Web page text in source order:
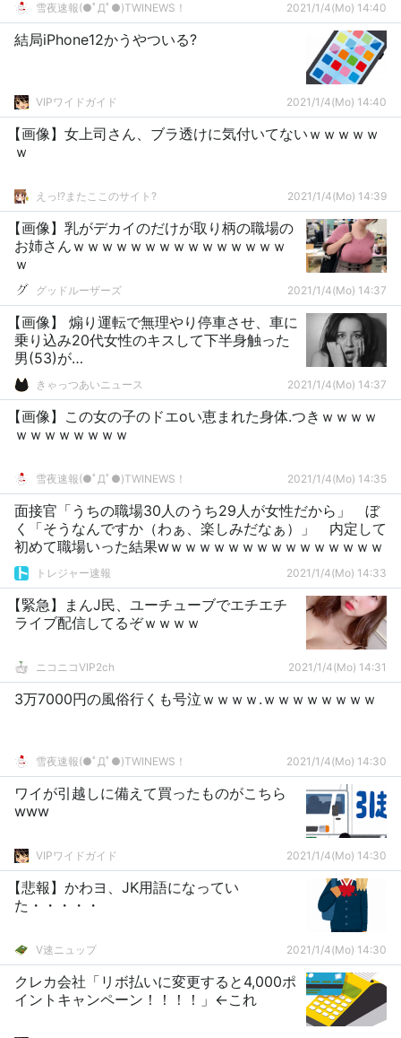
雪夜速報(●ﾟДﾟ●)TWINEWS！ 2021/1/4(Mo) 14:40
結局iPhone12かうやついる?
VIPワイドガイド 2021/1/4(Mo) 14:40
【画像】女上司さん、ブラ透けに気付いてないｗｗｗｗｗ
ｗ
えっ!?またここのサイト? 2021/1/4(Mo) 14:39
【画像】乳がデカイのだけが取り柄の職場の
お姉さんｗｗｗｗｗｗｗｗｗｗｗｗｗｗｗ
ｗ
グッドルーザーズ 2021/1/4(Mo) 14:37
【画像】 煽り運転で無理やり停車させ、車に
乗り込み20代女性のキスして下半身触った
男(53)が…
きゃっつあいニュース 2021/1/4(Mo) 14:37
【画像】この女の子のドエoい恵まれた身体.つきｗｗｗｗ
ｗｗｗｗｗｗｗｗ
雪夜速報(●ﾟДﾟ●)TWINEWS！ 2021/1/4(Mo) 14:35
面接官「うちの職場30人のうち29人が女性だから」 ぼ
く「そうなんですか（わぁ、楽しみだなぁ）」 内定して
初めて職場いった結果wｗｗｗｗｗｗｗｗｗｗｗｗｗｗｗ
トレジャー速報 2021/1/4(Mo) 14:33
【緊急】まんJ民、ユーチューブでエチエチ
ライブ配信してるぞｗｗｗｗ
ニコニコVIP2ch 2021/1/4(Mo) 14:31
3万7000円の風俗行くも号泣ｗｗｗｗ.ｗｗｗｗｗｗｗｗ
雪夜速報(●ﾟДﾟ●)TWINEWS！ 2021/1/4(Mo) 14:30
ワイが引越しに備えて買ったものがこちら
www
VIPワイドガイド 2021/1/4(Mo) 14:30
【悲報】かわヨ、JK用語になってい
た・・・・・
V速ニュップ 2021/1/4(Mo) 14:30
クレカ会社「リボ払いに変更すると4,000ポ
イントキャンペーン！！！！」←これ